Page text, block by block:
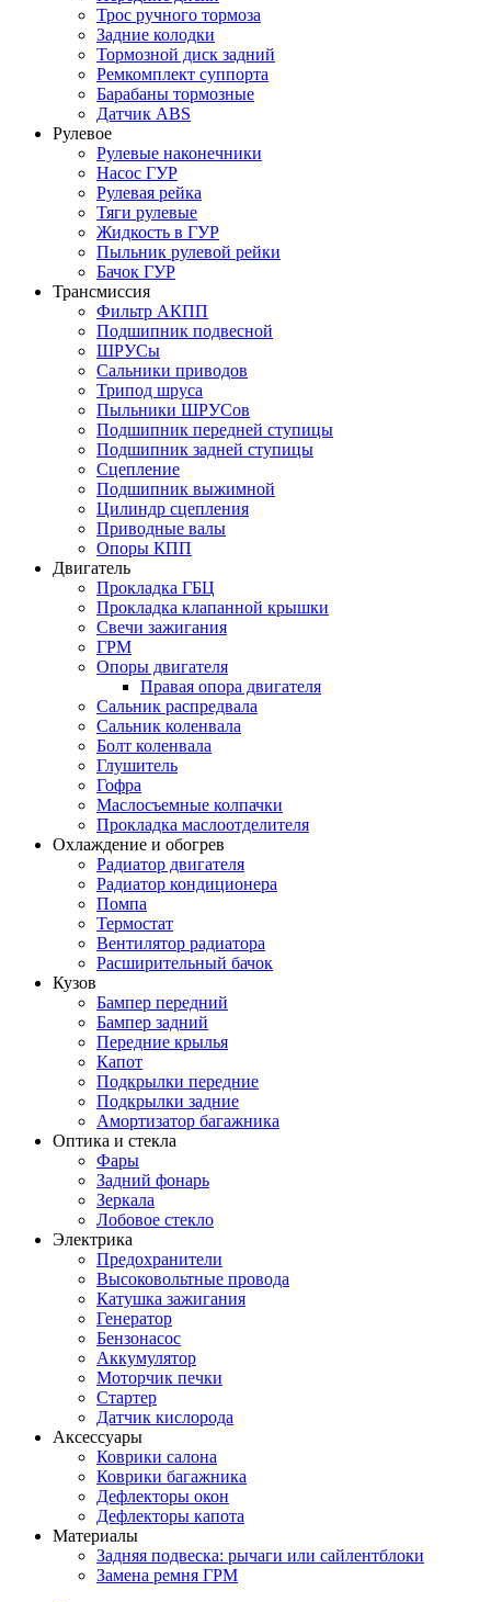
Трос ручного тормоза
Задние колодки
Тормозной диск задний
Ремкомплект суппорта
Барабаны тормозные
Датчик ABS
Рулевое
Рулевые наконечники
Насос ГУР
Рулевая рейка
Тяги рулевые
Жидкость в ГУР
Пыльник рулевой рейки
Бачок ГУР
Трансмиссия
Фильтр АКПП
Подшипник подвесной
ШРУСы
Сальники приводов
Трипод шруса
Пыльники ШРУСов
Подшипник передней ступицы
Подшипник задней ступицы
Сцепление
Подшипник выжимной
Цилиндр сцепления
Приводные валы
Опоры КПП
Двигатель
Прокладка ГБЦ
Прокладка клапанной крышки
Свечи зажигания
ГРМ
Опоры двигателя
Правая опора двигателя
Сальник распредвала
Сальник коленвала
Болт коленвала
Глушитель
Гофра
Маслосъемные колпачки
Прокладка маслоотделителя
Охлаждение и обогрев
Радиатор двигателя
Радиатор кондиционера
Помпа
Термостат
Вентилятор радиатора
Расширительный бачок
Кузов
Бампер передний
Бампер задний
Передние крылья
Капот
Подкрылки передние
Подкрылки задние
Амортизатор багажника
Оптика и стекла
Фары
Задний фонарь
Зеркала
Лобовое стекло
Электрика
Предохранители
Высоковольтные провода
Катушка зажигания
Генератор
Бензонасос
Аккумулятор
Моторчик печки
Стартер
Датчик кислорода
Аксессуары
Коврики салона
Коврики багажника
Дефлекторы окон
Дефлекторы капота
Материалы
Задняя подвеска: рычаги или сайлентблоки
Замена ремня ГРМ